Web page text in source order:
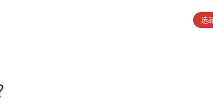
选